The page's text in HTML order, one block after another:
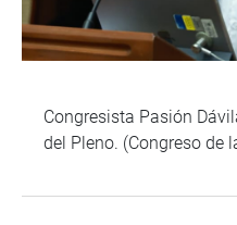
Congresista Pasión
del Pleno. (Congreso de